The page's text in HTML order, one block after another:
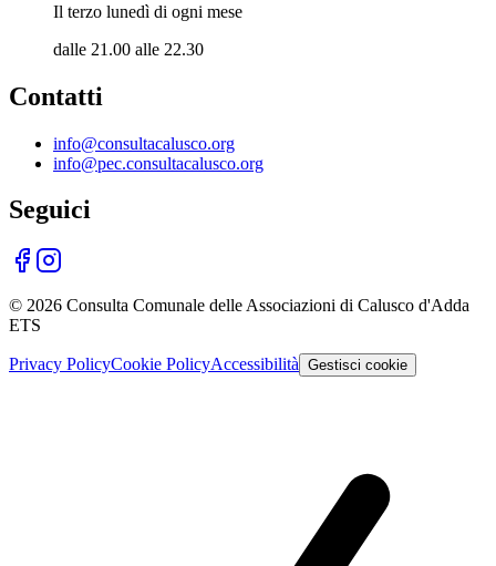
Il terzo lunedì di ogni mese
dalle 21.00 alle 22.30
Contatti
info@consultacalusco.org
info@pec.consultacalusco.org
Seguici
© 2026 Consulta Comunale delle Associazioni di Calusco d'Adda
ETS
Privacy PolicyCookie PolicyAccessibilità Gestisci cookie